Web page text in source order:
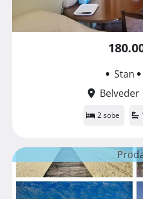
Stan
Belveder
2 sobe